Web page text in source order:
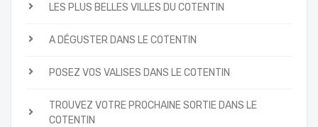
LES PLUS BELLES VILLES DU COTENTIN
A DÉGUSTER DANS LE COTENTIN
POSEZ VOS VALISES DANS LE COTENTIN
TROUVEZ VOTRE PROCHAINE SORTIE DANS LE
COTENTIN